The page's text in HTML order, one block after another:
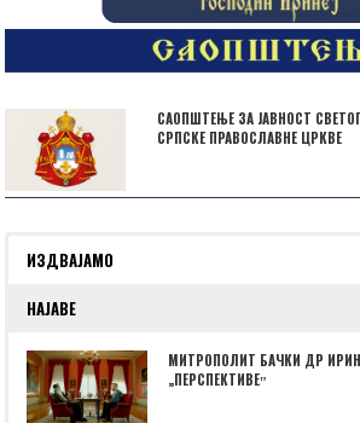
САОПШТЕЊЕ ЗА ЈАВНОСТ
СРПСКЕ ПРАВОСЛАВНЕ ЦРКВЕ
ИЗДВАЈАМО
НАЈАВЕ
МИТРОПОЛИТ БАЧКИ ДР
„ПЕРСПЕКТИВЕˮ